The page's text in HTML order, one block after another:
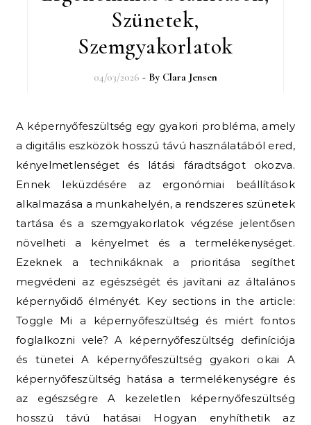
Szünetek,
Szemgyakorlatok
04/03/2026 - By Clara Jensen
A képernyőfeszültség egy gyakori probléma, amely
a digitális eszközök hosszú távú használatából ered,
kényelmetlenséget és látási fáradtságot okozva.
Ennek leküzdésére az ergonómiai beállítások
alkalmazása a munkahelyén, a rendszeres szünetek
tartása és a szemgyakorlatok végzése jelentősen
növelheti a kényelmet és a termelékenységet.
Ezeknek a technikáknak a prioritása segíthet
megvédeni az egészségét és javítani az általános
képernyőidő élményét. Key sections in the article:
Toggle Mi a képernyőfeszültség és miért fontos
foglalkozni vele? A képernyőfeszültség definíciója
és tünetei A képernyőfeszültség gyakori okai A
képernyőfeszültség hatása a termelékenységre és
az egészségre A kezeletlen képernyőfeszültség
hosszú távú hatásai Hogyan enyhíthetik az